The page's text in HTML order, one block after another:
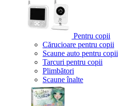
Pentru copii
Cărucioare pentru copii
Scaune auto pentru copii
Tarcuri pentru copii
Plimbători
Scaune înalte